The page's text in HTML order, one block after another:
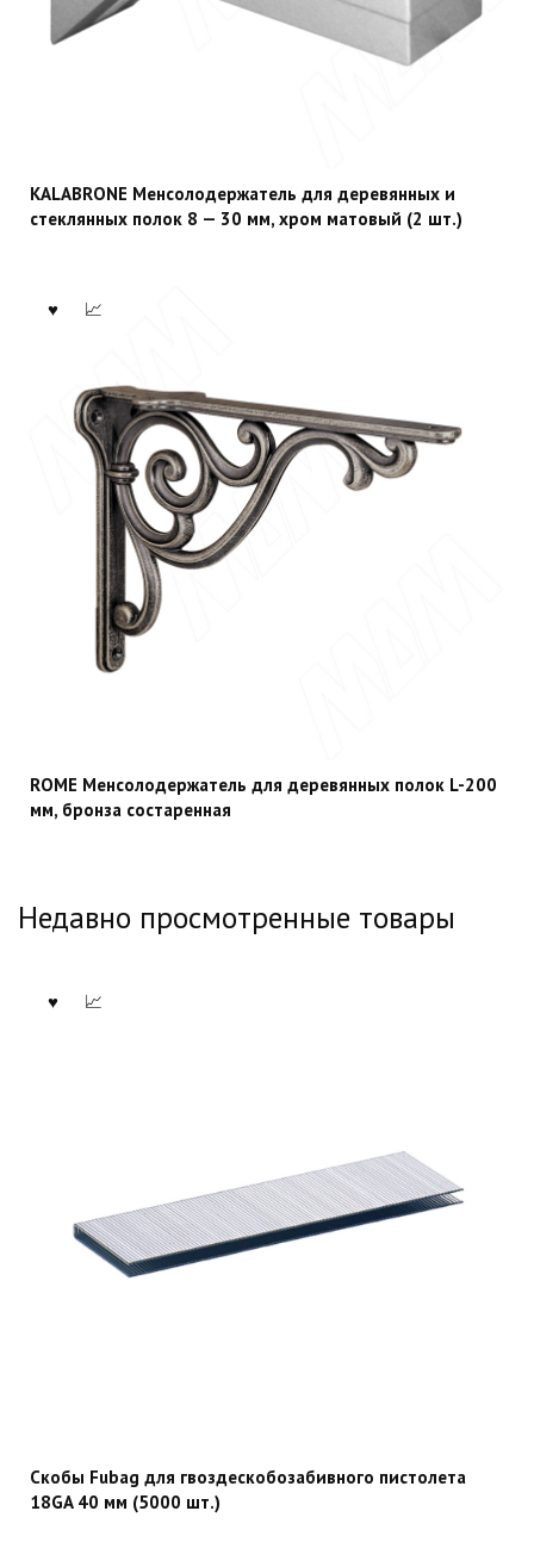
KALABRONE Менсолодержатель для деревянных и
стеклянных полок 8 — 30 мм, хром матовый (2 шт.)
ROME Менсолодержатель для деревянных полок L-200
мм, бронза состаренная
Недавно просмотренные товары
Скобы Fubag для гвоздескобозабивного пистолета
18GA 40 мм (5000 шт.)